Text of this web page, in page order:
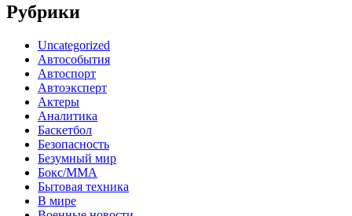
Рубрики
Uncategorized
Автособытия
Автоспорт
Автоэксперт
Актеры
Аналитика
Баскетбол
Безопасность
Безумный мир
Бокс/MMA
Бытовая техника
В мире